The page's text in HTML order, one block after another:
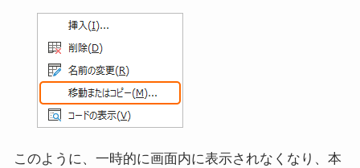
このように、一時的に画面内に表示されなくなり、本